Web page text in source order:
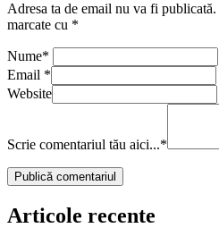
Adresa ta de email nu va fi publicată.
marcate cu *
Nume*
Email *
Website
Scrie comentariul tău aici...*
Articole recente